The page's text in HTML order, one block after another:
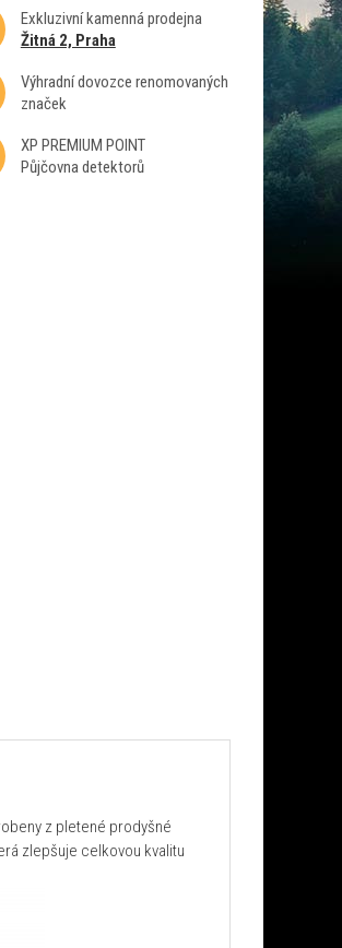
Exkluzivní kamenná prodejna
Žitná 2, Praha
Výhradní dovozce renomovaných
značek
XP PREMIUM POINT
Půjčovna detektorů
z pletené prodyšné
zlepšuje celkovou kvalitu